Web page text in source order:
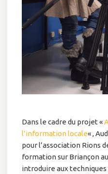
Dans le cadre du projet «
l’information locale« ,
pour l’association Rions
formation sur Briançon
introduire aux